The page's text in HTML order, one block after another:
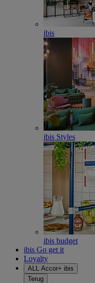
ibis
ibis Styles
ibis budget
ibis Go get it
Loyalty
ALL Accor+ ibis
Terug